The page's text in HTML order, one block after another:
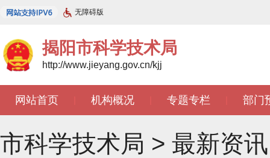
无障碍版
揭阳市科学技术局
http://www.jieyang.gov.cn/kjj
网站首页 机构概况 专题专栏 部门
市科学技术局 > 最新资讯